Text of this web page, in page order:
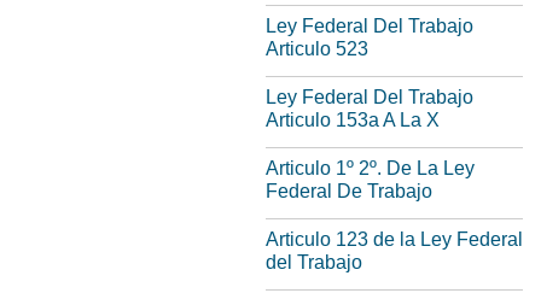
Ley Federal Del Trabajo
Articulo 523
Ley Federal Del Trabajo
Articulo 153a A La X
Articulo 1º 2º. De La Ley
Federal De Trabajo
Articulo 123 de la Ley Federal
del Trabajo